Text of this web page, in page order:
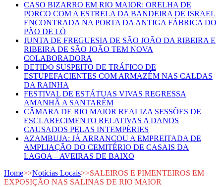
CASO BIZARRO EM RIO MAIOR: ORELHA DE
PORCO COM A ESTRELA DA BANDEIRA DE ISRAEL
ENCONTRADA NA PORTA DA ANTIGA FÁBRICA DO
PÃO DE LÓ
JUNTA DE FREGUESIA DE SÃO JOÃO DA RIBEIRA E
RIBEIRA DE SÃO JOÃO TEM NOVA
COLABORADORA
DETIDO SUSPEITO DE TRÁFICO DE
ESTUPEFACIENTES COM ARMAZÉM NAS CALDAS
DA RAINHA
FESTIVAL DE ESTÁTUAS VIVAS REGRESSA
AMANHÃ A SANTARÉM
CÂMARA DE RIO MAIOR REALIZA SESSÕES DE
ESCLARECIMENTO RELATIVAS A DANOS
CAUSADOS PELAS INTEMPÉRIES
AZAMBUJA: JÁ ARRANCOU A EMPREITADA DE
AMPLIAÇÃO DO CEMITÉRIO DE CASAIS DA
LAGOA – AVEIRAS DE BAIXO
Home>>Notícias Locais>>SALEIROS E PIMENTEIROS EM
EXPOSIÇÃO NAS SALINAS DE RIO MAIOR